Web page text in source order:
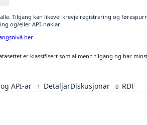
Tilgang kan likevel krevje registrering og
og/eller API-nøklar.
her
er klassifisert som allmenn tilgang og har
API-ar 1 DetaljarDiskusjonar 0 RDF